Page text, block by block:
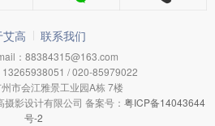
艾高 联系我们
：88384315@163.com
13265938051 / 020-85979022
市会江雅景工业园A栋 7楼
影设计有限公司 备案号： 粤ICP备14043644
号-2